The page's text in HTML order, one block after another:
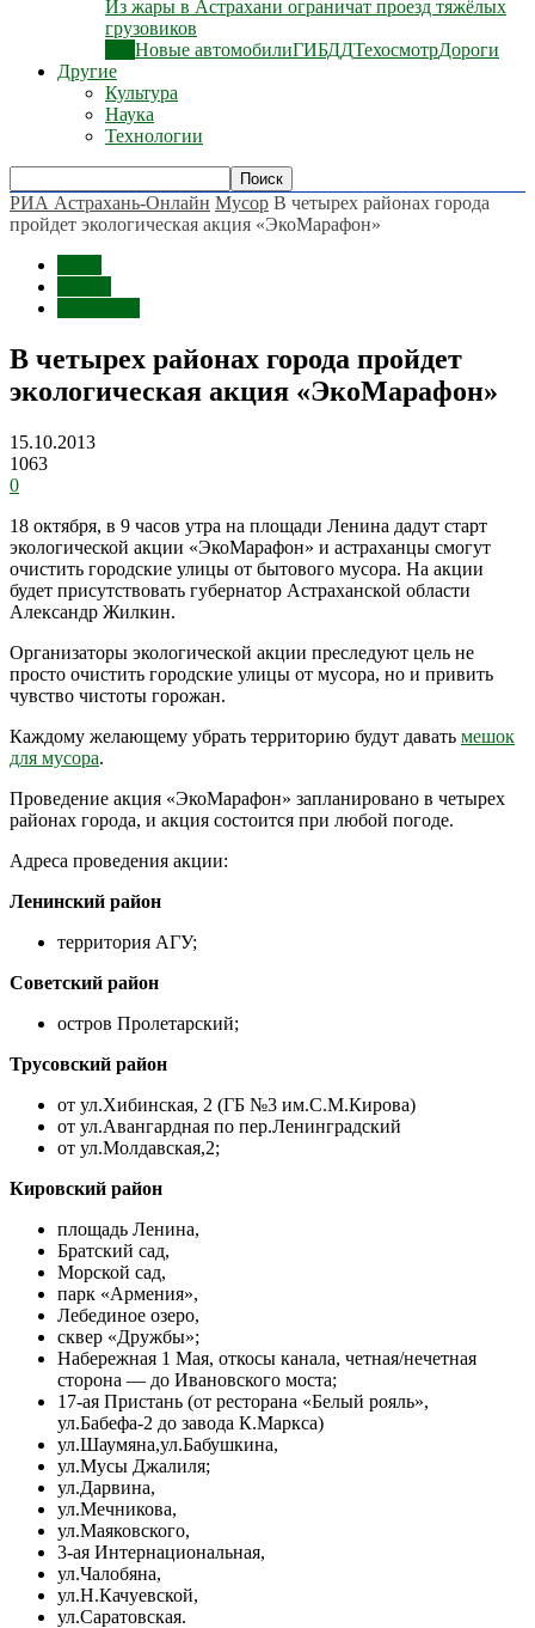
Из жары в Астрахани ограничат проезд тяжёлых
грузовиков
Новые автомобилиГИБДДТехосмотрДороги
Другие
Культура
Наука
Технологии
РИА Астрахань-Онлайн Мусор В четырех районах города
пройдет экологическая акция «ЭкоМарафон»
В четырех районах города пройдет
экологическая акция «ЭкоМарафон»
15.10.2013
1063
0
18 октября, в 9 часов утра на площади Ленина дадут старт
экологической акции «ЭкоМарафон» и астраханцы смогут
очистить городские улицы от бытового мусора. На акции
будет присутствовать губернатор Астраханской области
Александр Жилкин.
Организаторы экологической акции преследуют цель не
просто очистить городские улицы от мусора, но и привить
чувство чистоты горожан.
Каждому желающему убрать территорию будут давать мешок
для мусора.
Проведение акция «ЭкоМарафон» запланировано в четырех
районах города, и акция состоится при любой погоде.
Адреса проведения акции:
Ленинский район
территория АГУ;
Советский район
остров Пролетарский;
Трусовский район
от ул.Хибинская, 2 (ГБ №3 им.С.М.Кирова)
от ул.Авангардная по пер.Ленинградский
от ул.Молдавская,2;
Кировский район
площадь Ленина,
Братский сад,
Морской сад,
парк «Армения»,
Лебединое озеро,
сквер «Дружбы»;
Набережная 1 Мая, откосы канала, четная/нечетная
сторона — до Ивановского моста;
17-ая Пристань (от ресторана «Белый рояль»,
ул.Бабефа-2 до завода К.Маркса)
ул.Шаумяна,ул.Бабушкина,
ул.Мусы Джалиля;
ул.Дарвина,
ул.Мечникова,
ул.Маяковского,
3-ая Интернациональная,
ул.Чалобяна,
ул.Н.Качуевской,
ул.Саратовская.